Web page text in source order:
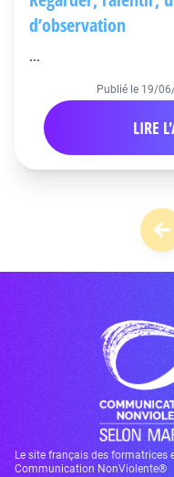
d’observation
...
Publié le 19/
LIRE
Le site français des formatrices
Communication NonViolente®